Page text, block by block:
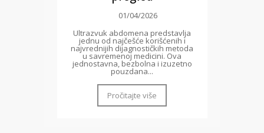
01/04/2026
Ultrazvuk abdomena predstavlja
jednu od najčešće korišćenih i
najvrednijih dijagnostičkih metoda
u savremenoj medicini. Ova
jednostavna, bezbolna i izuzetno
pouzdana...
Pročitajte više